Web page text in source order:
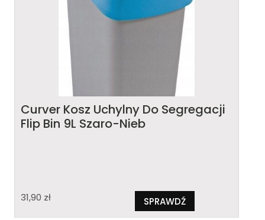
Curver Kosz Uchylny Do Segregacji
Flip Bin 9L Szaro-Nieb
31,90 zł SPRAWDŹ